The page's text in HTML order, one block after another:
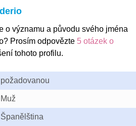
o významu a původu svého jména
Prosím odpovězte 5 otázek o
tohoto profilu.
požadovanou
Muž
Španělština